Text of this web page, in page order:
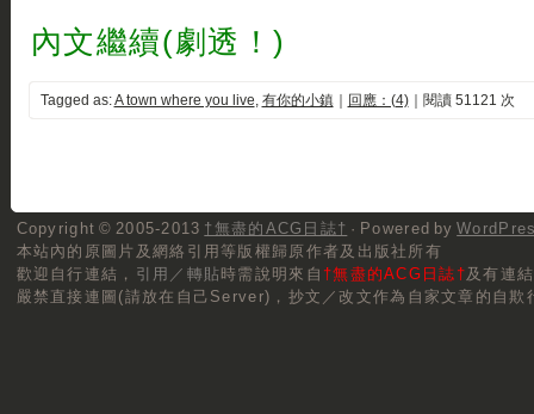
內文繼續(劇透！)
Tagged as:A town where you live, 有你的小鎮｜ 回應：(4)｜閱讀 51121 次
Copyright © 2005-2013 †無盡的ACG日誌† · Powered by
本站內的原圖片及網絡引用等版權歸原作者及出版社所有
歡迎自行連結， 引用／轉貼時需說明來自 †無盡的ACG日誌†及有連
嚴禁直接連圖(請放在自己Server)，抄文／改文作為自家文章的自欺